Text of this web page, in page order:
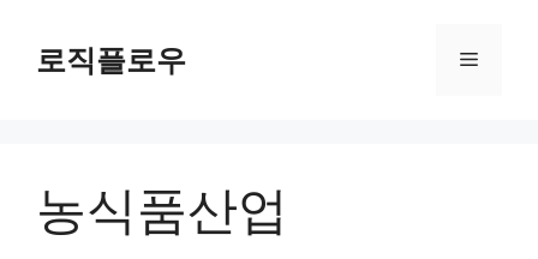
content로직플로우 Menu
농식품산업